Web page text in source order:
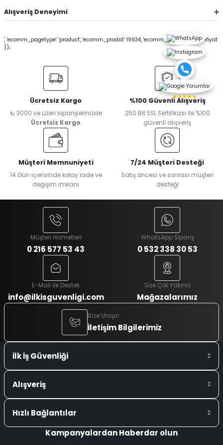
Alışveriş Deneyimi
', 'ecomm_pagetype': 'product', 'ecomm_prodid': 19934, 'ecomm_totalvalue': sonfiyat
});
Ücretsiz Kargo
₺ 3000 ve üzeri siparişlerinizde
Ücretsiz Kargo
%100 Güvenli Alışveriş
250 Bit SSL Sertifikası ile %100
güvenli alışveriş
Müşteri Memnuniyeti
14 Gün içerisinde kolay iade ve
değişim imkanı
7/24 Müşteri Desteği
Satış öncesi ve sonrası müşteri
desteği
Müşteri Hizmetleri
0 216 577 53 43
WhatsApp Sipariş
0 532 338 30 53
E-Mail ile Destek
info@ilkisguvenligi.com
Size Çok Yakınız
Mağazalarımız
Bize Ulaşın
İletişim Bilgilerimiz
İlk İş Güvenliği
Alışveriş
Hızlı Bağlantılar
★★★★★
Kampanyalardan Haberdar olun